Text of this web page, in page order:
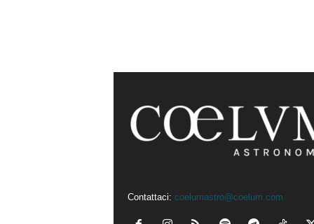
Contattaci: coelumastro@coelum.com